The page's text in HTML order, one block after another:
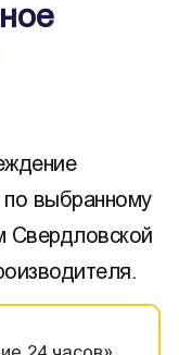
выбранному
Свердловской